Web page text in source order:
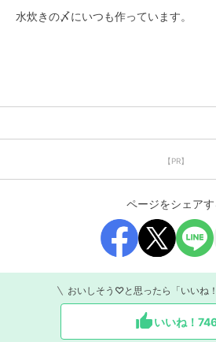
水炊きの〆にいつも作っています。
【PR】
ページをシェアす
おいしそう♡と思ったら「いいね
いいね！